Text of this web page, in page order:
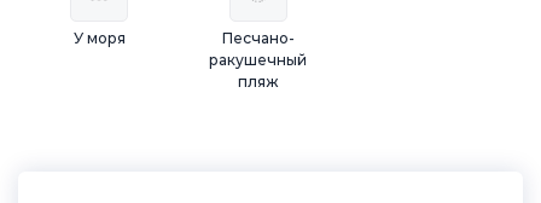
У моря
Песчано-
ракушечный
пляж